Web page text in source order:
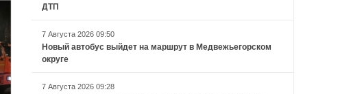
ДТП
7 Августа 2026 09:50
Новый автобус выйдет на маршрут в Медвежьегорском
округе
7 Августа 2026 09:28